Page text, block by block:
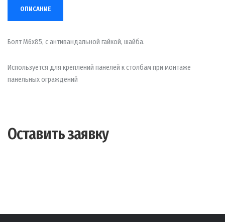
ОПИСАНИЕ
Болт М6х85, с антивандальной гайкой, шайба.
Используется для креплений панелей к столбам при монтаже
панельных ограждений
Оставить заявку